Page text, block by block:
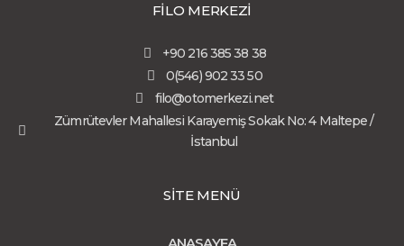
FİLO MERKEZİ
+90 216 385 38 38
0(546) 902 33 50
filo@otomerkezi.net
Zümrütevler Mahallesi Karayemiş Sokak No: 4 Maltepe /
İstanbul
SİTE MENÜ